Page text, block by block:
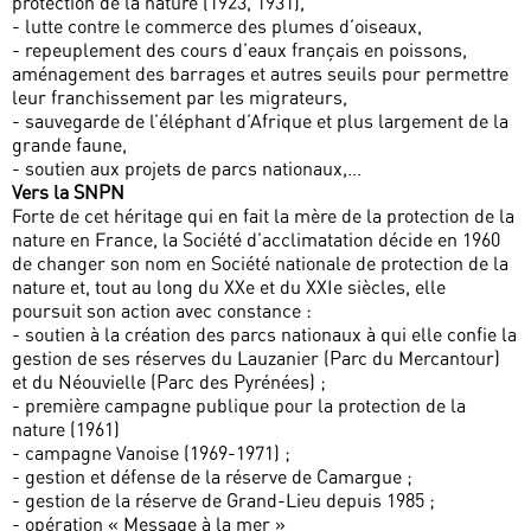
- lutte contre le commerce des plumes d’oiseaux,
- repeuplement des cours d’eaux français en poissons,
aménagement des barrages et autres seuils pour permettre
leur franchissement par les migrateurs,
- sauvegarde de l’éléphant d’Afrique et plus largement de la
grande faune,
- soutien aux projets de parcs nationaux,...
Vers la SNPN
Forte de cet héritage qui en fait la mère de la protection de la
nature en France, la Société d’acclimatation décide en 1960
de changer son nom en Société nationale de protection de la
nature et, tout au long du XXe et du XXIe siècles, elle
poursuit son action avec constance :
- soutien à la création des parcs nationaux à qui elle confie la
gestion de ses réserves du Lauzanier (Parc du Mercantour)
et du Néouvielle (Parc des Pyrénées) ;
- première campagne publique pour la protection de la
nature (1961)
- campagne Vanoise (1969-1971) ;
- gestion et défense de la réserve de Camargue ;
- gestion de la réserve de Grand-Lieu depuis 1985 ;
- opération « Message à la mer »